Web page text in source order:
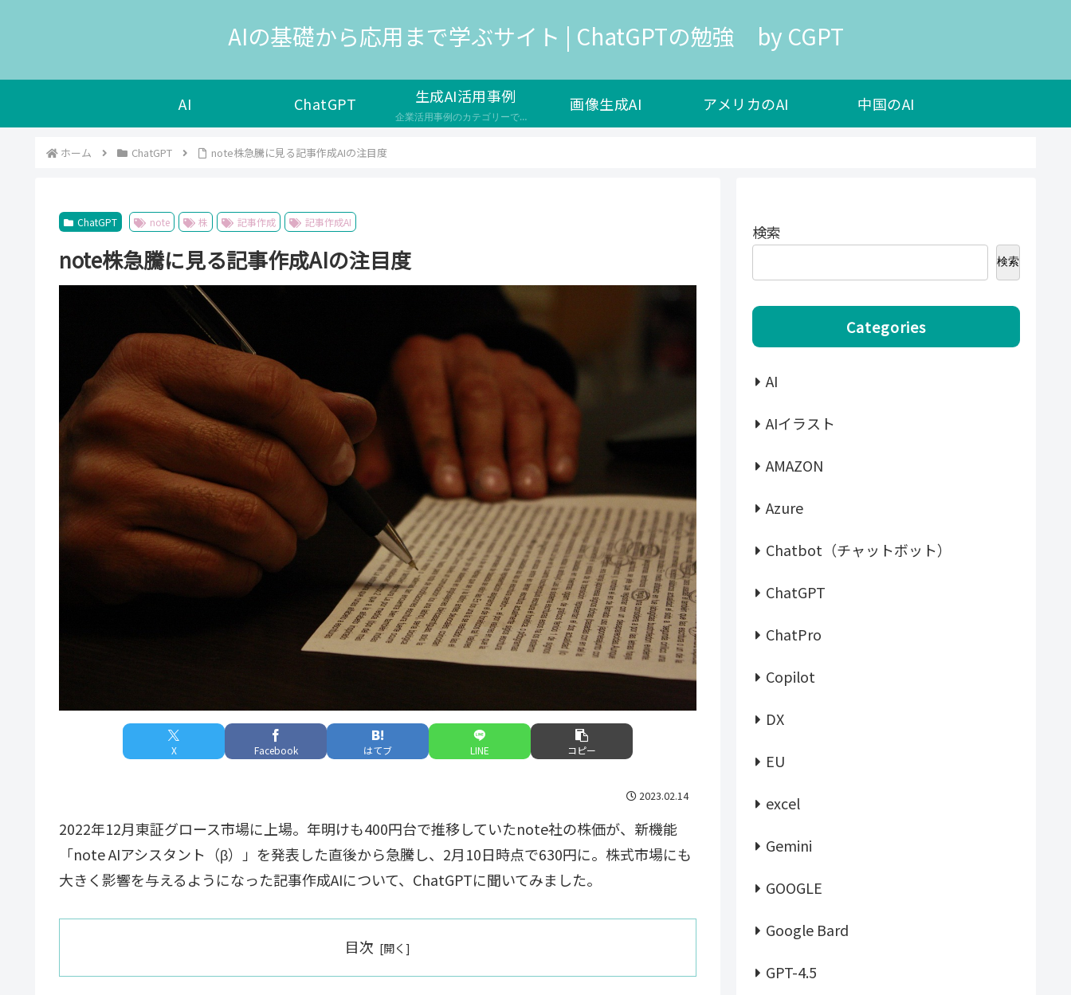
AIの基礎から応用まで学ぶサイト | ChatGPTの勉強 by CGPT
AI ChatGPT 生成AI活用事例
企業活用事例のカテゴリーです。生成AIは、人工知能の一種で、新しいデータやコンテンツを生成する能力を持つAIのことを指し、様々な企業で新サービスの開発や自社の業務効率化で導入が検討されています。 生成AIのメリットや効果 ユーザーの満足度やエンゲージメントを高める コストや時間の削減や品質の向上を実現する 新しい価値やイノベーションを生み出す 生成AIの課題や注意点 生成AIの出力の信頼性や公平性…
画像生成AI アメリカのAI 中国のAI
ホーム ChatGPT note株急騰に見る記事作成AIの注目度
ChatGPT note 株 記事作成 記事作成AI
note株急騰に見る記事作成AIの注目度
X Facebook はてブ LINE コピー
2023.02.14
2022年12月東証グロース市場に上場。年明けも400円台で推移していたnote社の株価が、新機能
「note AIアシスタント（β）」を発表した直後から急騰し、2月10日時点で630円に。株式市場にも
大きく影響を与えるようになった記事作成AIについて、ChatGPTに聞いてみました。
目次
検索
検索
Categories
AI
AIイラスト
AMAZON
Azure
Chatbot（チャットボット）
ChatGPT
ChatPro
Copilot
DX
EU
excel
Gemini
GOOGLE
Google Bard
GPT-4.5